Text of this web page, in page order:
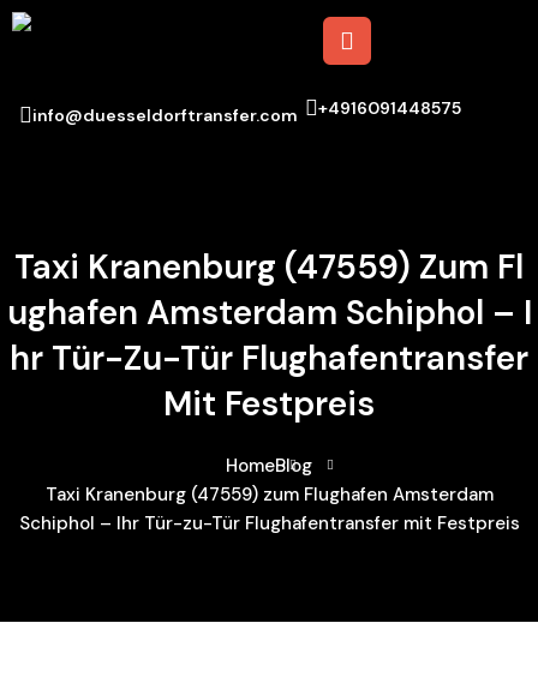
info@duesseldorftransfer.com +4916091448575
Taxi Kranenburg (47559) Zum Fl
Ughafen Amsterdam Schiphol – I
Hr Tür-Zu-Tür Flughafentransfer
Mit Festpreis
HomeBlog
Taxi Kranenburg (47559) zum Flughafen Amsterdam
Schiphol – Ihr Tür-zu-Tür Flughafentransfer mit Festpreis